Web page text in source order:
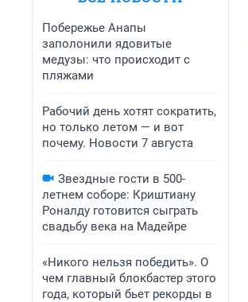
Побережье Анапы
заполонили ядовитые
медузы: что происходит с
пляжами
Рабочий день хотят сократить,
но только летом — и вот
почему. Новости 7 августа
Звездные гости в 500-
летнем соборе: Криштиану
Роналду готовится сыграть
свадьбу века на Мадейре
«Никого нельзя победить». О
чем главный блокбастер этого
года, который бьет рекорды в